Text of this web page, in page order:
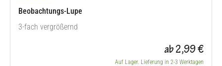
Beobachtungs-Lupe
3-fach vergrößernd
ab 2,99 €
Auf Lager. Lieferung in 2-3 Werktagen